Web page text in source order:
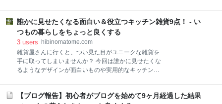
ラ 脂質ハーフ 香るフルーツ ７：カフェインレスコー
ヒー・紅茶 スポンサーリンク スーパーやネットで買え
る潰瘍性大腸炎向けおすすめ食品 １：キューピーラ
院5回目】 治療や日常生活に役立つ情報 今後について
スポンサーリンク 病院での出来事について【通院5回
目】 まずは先月と今月の体調の変化について説明しま
すね。 【先月の体調】⇒【今月の体調】 ・下痢はほと
んど起こらず、便の回数も1日に1~5回ほどに落ち着く
⇒1日に2桁いくか、いかないかくらいの頻度で下痢が
き下痢が起きる ⇒便はほとんど水分か、ヘドロのよう
な状態で、普通の便は1週間に1～2回程度 ・出血はほ
誰かに見せたくなる面白い＆役立つキッチン雑貨9点！ - い
つもの暮らしをちょっと良くする
3 users
hibinomatome.com
雑貨屋さんに行くと、つい見た目がユニークな雑貨を
手に取ってしまいませんか？ 今回は誰かに見せたくな
るようなデザインが面白いものや実用的なキッチン雑
なる面白い＆役立つキッチン雑貨9点！ 1：サンアート
【ブログ報告】初心者がブログを始めて9ヶ月経過した結果